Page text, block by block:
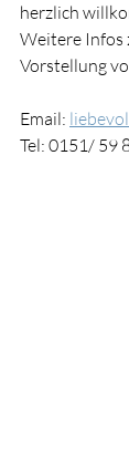
herzlich
Weitere Infos
Vorstellung
Email:
Tel: 0151/ 59